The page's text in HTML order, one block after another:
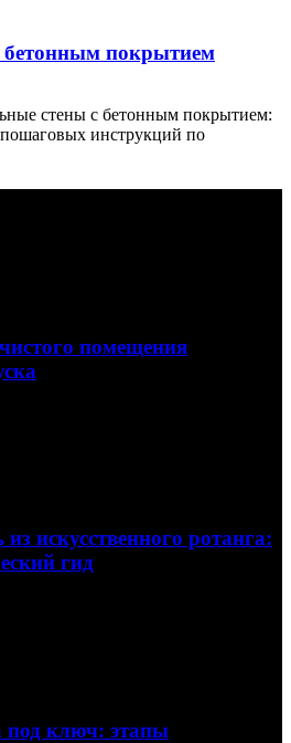
бетонным покрытием
стены с бетонным покрытием:
инструкций по
помещения
искусственного ротанга:
гид
под ключ: этапы